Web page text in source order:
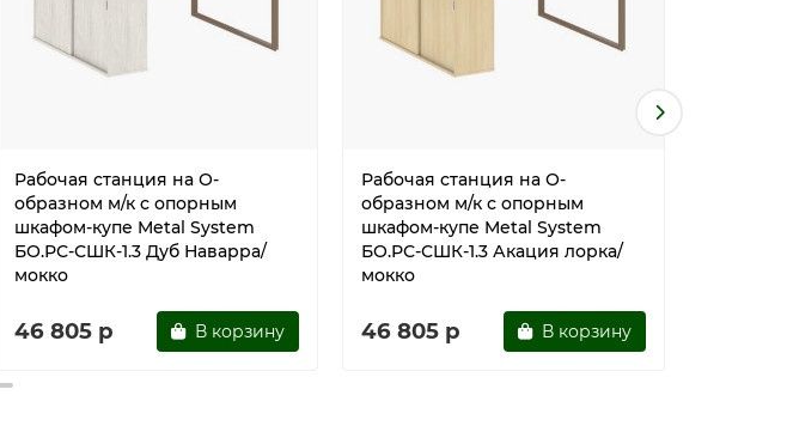
Рабочая станция на О-
образном м/к с опорным
шкафом-купе Metal System
БО.РС-СШК-1.3 Дуб Наварра/
мокко
46 805 р В корзину
Рабочая станция на О-
образном м/к с опорным
шкафом-купе Metal System
БО.РС-СШК-1.3 Акация лорка/
мокко
46 805 р В корзину